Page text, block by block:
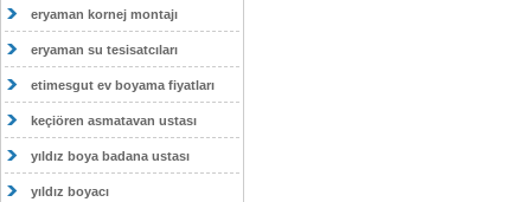
eryaman kornej montajı
eryaman su tesisatcıları
etimesgut ev boyama fiyatları
keçiören asmatavan ustası
yıldız boya badana ustası
yıldız boyacı